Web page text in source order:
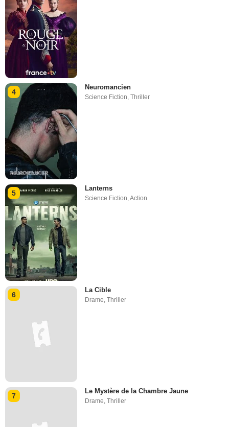
4
Neuromancien
Science Fiction,Thriller
5
Lanterns
Science Fiction,Action
6
La Cible
Drame ,Thriller
7
Le Mystère de la Chambre Jaune
Drame,Thriller